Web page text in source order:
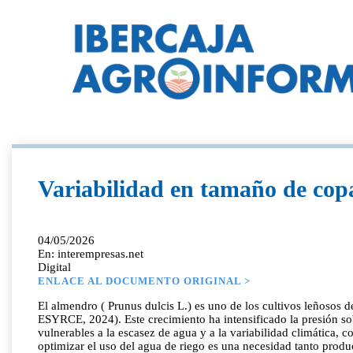
Variabilidad en tamaño de
04/05/2026
En: interempresas.net
Digital
ENLACE AL DOCUMENTO ORIGINAL >
El almendro ( Prunus dulcis L.) es uno de los cultivos leñosos de mayor expansión en España durante la última década, con casi 90.000 ha incorporadas al regadío en los últimos siete años (MAPA-ESYRCE, 2024). Este crecimiento ha intensificado la presión sobre los recursos hídricos en un contexto especialmente comprometido: el sur de España es una de las regiones europeas más vulnerables a la escasez de agua y a la variabilidad climática, con proyecciones que apuntan a sequías estivales más frecuentes e intensas en el futuro (Böhnisch et al., 2021). En este escenario, optimizar el uso del agua de riego es una necesidad tanto productiva como ambiental. La metodología de programación del riego más extendida se basa en estimar la evapotranspiración del cultivo (ETc) a partir de un coeficiente de cultivo (Kc) y la evapotranspiración de referencia (ET ). En almendro, estudios de referencia realizados en España han determinado los valores de Kc para almendro que son función de la cobertura de suelo (GC, del inglés Ground Cover), es decir, la proyección horizontal de las copas de los árboles sobre el terreno (López-López et al., 2018; Moldero et al., 2021). Esta metodología ha sido adoptada y validada por primera vez en condiciones de finca comercial por Orozco-Morán et al. (2025). En un ensayo de cuatro años con la variedad Lauranne, se demostró que la programación del riego basada en el balance hídrico, aprovechando la reserva de agua disponible en el suelo derivada de las lluvias invernales, permite cubrir con precisión las necesidades reales del cultivo. Además, aplicar láminas de riego estacionales un 22% o un 44% superiores al control no produjeron incrementos significativos del rendimiento de pepita, pero sí proporcionaron datos muy valiosos de sobre las funciones de respuesta al riego del almendro. Para verificar que la lámina aplicada era realmente adecuada, el estudio incorporó además la monitorización continua de la temperatura de dosel mediante sensores infrarrojos, calculando el Índice de Estrés Hídrico del Cultivo (CWSI) a lo largo de toda la campaña. Esta información en tiempo real permitió confirmar que el tratamiento control no inducía estrés hídrico significativo, y que los árboles con déficit de riego presentaban temperaturas de dosel consistentemente más elevadas, validando así tanto el método de programación como los valores de Kc obtenidos. El estudio se realizó en la finca Cortijo La Reina (Almodóvar del Río, Córdoba), una explotación comercial de almendro de 68,7 ha con varias combinaciones variedad-portainjerto. En la práctica, sin embargo, esta metodología se aplica con una simplificación que puede ser importante: Para calcular la dotación de riego se usa un único valor de GC representativo para toda la parcela, asumiendo implícitamente que todos los árboles son idénticos en tamaño. Esta suposición raramente se cumple en plantaciones comerciales con distintas variedades, portainjertos o edades de plantación, donde coexisten árboles de tamaños muy dispares. Bajo riego uniforme, los árboles más pequeños reciben agua en exceso mientras que los más grandes sufren déficit hídrico,